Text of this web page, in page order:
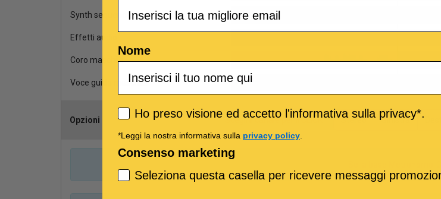
Synth sequencer
Effetti audio
Coro maschile
Voce guida maschile
Opzioni Scegli il canale per il CLICK Stereo Sinistra
Se la base
Nome
Privacy policy
Ho preso visione ed accetto l'informativa sulla privacy*.
*Leggi la nostra informativa sulla privacy policy.
Consenso marketing
Seleziona questa casella per ricevere messaggi